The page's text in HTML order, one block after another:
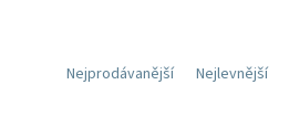
Nejprodávanější Nejlevnější